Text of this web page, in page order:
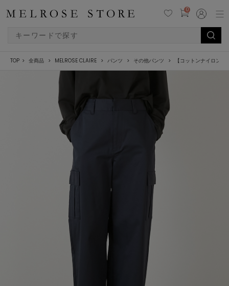
0
TOP 全商品 MELROSE CLAIRE パンツ その他パンツ 【コットンナイロン